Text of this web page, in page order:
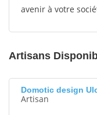
avenir à votre
Artisans
Domotic design
Artisan